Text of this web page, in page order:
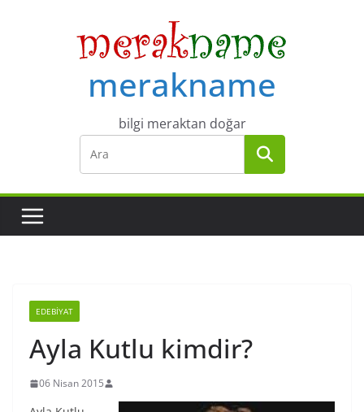
merakname
bilgi meraktan doğar
EDEBIYAT
Ayla Kutlu kimdir?
06 Nisan 2015